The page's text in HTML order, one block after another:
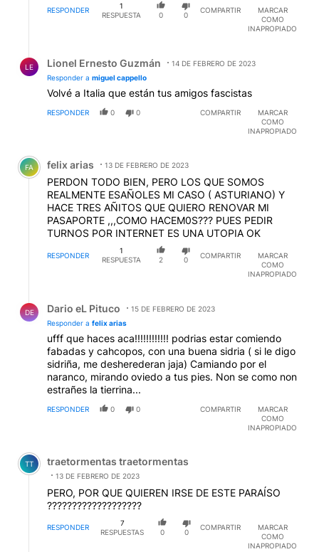
RESPONDER
1
RESPUESTA
0 0
COMPARTIR
MARCAR
COMO
INAPROPIADO
LE Lionel Ernesto Guzmán
14 DE FEBRERO DE 2023
Responder a miguel cappello
Volvé a Italia que están tus amigos fascistas
RESPONDER 0 0 COMPARTIR
MARCAR
COMO
INAPROPIADO
Comentario de felix arias.
FA felix arias 13 DE FEBRERO DE 2023
PERDON TODO BIEN, PERO LOS QUE SOMOS
REALMENTE ESAÑOLES MI CASO ( ASTURIANO) Y
HACE TRES AÑITOS QUE QUIERO RENOVAR MI
PASAPORTE ,,,COMO HACEM0S??? PUES PEDIR
TURNOS POR INTERNET ES UNA UTOPIA OK
RESPONDER
1
RESPUESTA
2 0
COMPARTIR
MARCAR
COMO
INAPROPIADO
DE Dario eL Pituco
15 DE FEBRERO DE 2023
Responder a felix arias
ufff que haces aca!!!!!!!!!!!! podrias estar comiendo
fabadas y cahcopos, con una buena sidria ( si le digo
sidriña, me desherederan jaja) Camiando por el
naranco, mirando oviedo a tus pies. Non se como non
estrañes la tierrina...
RESPONDER 0 0 COMPARTIR
MARCAR
COMO
INAPROPIADO
Comentario de traetormentas traetormentas.
TT traetormentas traetormentas
13 DE FEBRERO DE 2023
PERO, POR QUE QUIEREN IRSE DE ESTE PARAÍSO
???????????????????
RESPONDER
7
RESPUESTAS
0 0
COMPARTIR
MARCAR
COMO
INAPROPIADO